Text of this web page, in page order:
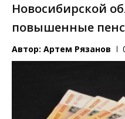
Новосибирской
повышенные
Автор: Артем Рязанов